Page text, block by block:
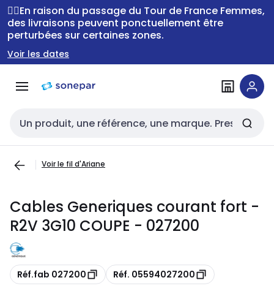
Passer à la
navigation
Passer
au
contenu
🚴‍♂️En raison du passage du Tour de France Femmes,
des livraisons peuvent ponctuellement être
perturbées sur certaines zones.
Voir les dates
Entrée de recherche
Voir le fil d'Ariane
Cables Generiques courant fort -
R2V 3G10 COUPE - 027200
Copie
Réf.fab 027200 Copie
Réf. 05594027200